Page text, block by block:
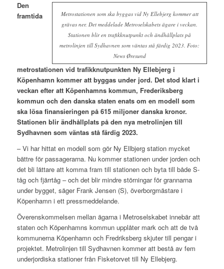
Metrostationen som ska byggas vid Ny Ellebjerg kommer att
grävas ner. Det meddelade Metroselskabets ägare i veckan.
Stationen blir en trafikknutpunkt och ändhållplats på
metrolinjen till Sydhavnen som väntas stå färdig 2023. Foto:
News Øresund
Den
framtida
metrostationen vid trafikknutpunkten Ny Ellebjerg i
Köpenhamn kommer att byggas under jord. Det stod klart i
veckan efter att Köpenhamns kommun, Frederiksberg
kommun och den danska staten enats om en modell som
ska lösa finansieringen på 615 miljoner danska kronor.
Stationen blir ändhållplats på den nya metrolinjen till
Sydhavnen som väntas stå färdig 2023.
– Vi har hittat en modell som gör Ny Ellbjerg station mycket
bättre för passagerarna. Nu kommer stationen under jorden och
det bli lättare att komma fram till stationen och byta till både S-
tåg och fjärrtåg – och det blir mindre störningar för grannarna
under bygget, säger Frank Jensen (S), överborgmästare i
Köpenhamn i ett pressmeddelande.
Överenskommelsen mellan ägarna i Metroselskabet innebär att
staten och Köpenhamns kommun upplåter mark och att de två
kommunerna Köpenhamn och Fredriksberg skjuter till pengar i
projektet. Metrolinjen till Sydhavnen kommer att bestå av fem
underjordiska stationer från Fisketorvet till Ny Ellebjerg.